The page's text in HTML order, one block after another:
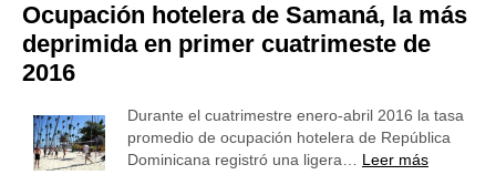
Ocupación hotelera de Samaná, la más
deprimida en primer cuatrimeste de
2016
Durante el cuatrimestre enero-abril 2016 la tasa
promedio de ocupación hotelera de República
Dominicana registró una ligera… Leer más